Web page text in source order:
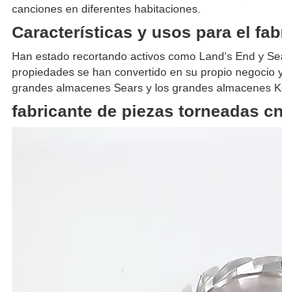
canciones en diferentes habitaciones.
Características y usos para el
Han estado recortando activos como Land's End y
propiedades se han convertido en su propio
grandes almacenes Sears y los grandes almacenes
fabricante de piezas torneadas